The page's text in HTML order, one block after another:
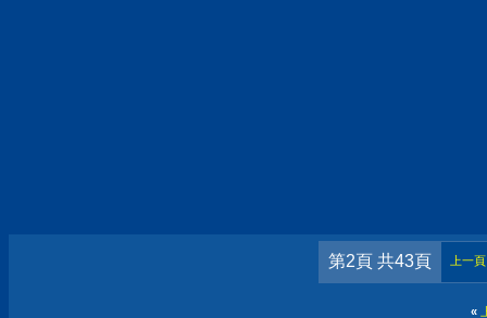
第2頁 共43頁 上一頁
«